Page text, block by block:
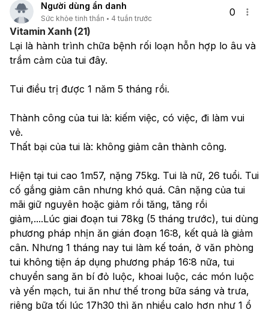
Người dùng ẩn danh
Sức khỏe tinh thần 4 tuần trước
0
Vitamin Xanh (21)
Lại là hành trình chữa bệnh rối loạn hỗn hợp lo âu và
trầm cảm của tui đây.
Tui điều trị được 1 năm 5 tháng rồi.
Thành công của tui là: kiếm việc, có việc, đi làm vui
vẻ.
Thất bại của tui là: không giảm cân thành công.
Hiện tại tui cao 1m57, nặng 75kg. Tui là nữ, 26 tuổi. Tui
cố gắng giảm cân nhưng khó quá. Cân nặng của tui
mãi giữ nguyên hoặc giảm rồi tăng, tăng rồi
giảm,....Lúc giai đoạn tui 78kg (5 tháng trước), tui dùng
phương pháp nhịn ăn gián đoạn 16:8, kết quả là giảm
cân. Nhưng 1 tháng nay tui làm kế toán, ở văn phòng
tui không tiện áp dụng phương pháp 16:8 nữa, tui
chuyển sang ăn bí đỏ luộc, khoai luộc, các món luộc
và yến mạch, tui ăn như thế trong bữa sáng và trưa,
riêng bữa tối lúc 17h30 thì ăn nhiều calo hơn như 1 ổ